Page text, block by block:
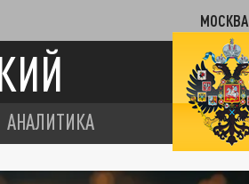
МОСКВА
АНАЛИТИКА